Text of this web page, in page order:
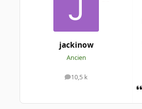
jackinow
Ancien
10,5 k
messages